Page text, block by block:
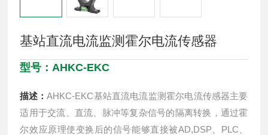
基站直流电流监测霍尔电流传感器
型号：AHKC-EKC
描述：AHKC-EKC基站直流电流监测霍尔电流传感器主要
适用于交流、直流、脉冲等复杂信号的隔离转换，通过霍
尔效应原理使变换后的信号能够直接被AD,DSP、PLC、